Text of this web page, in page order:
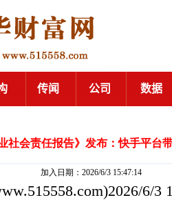
社会责任报告》发布：快手平台
加入日期：2026/6/3 15:47:14
6/3